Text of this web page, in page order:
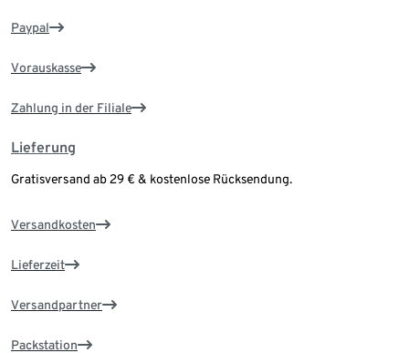
Paypal
Vorauskasse
Zahlung in der Filiale
Lieferung
Gratisversand ab 29 € & kostenlose Rücksendung.
Versandkosten
Lieferzeit
Versandpartner
Packstation